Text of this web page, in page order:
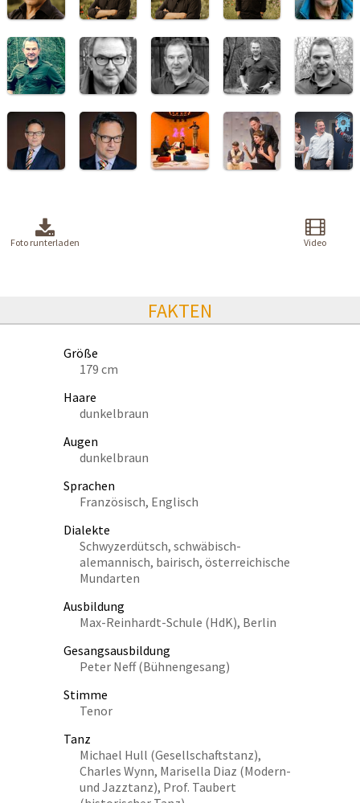
Foto runterladen Video
FAKTEN
Größe
179 cm
Haare
dunkelbraun
Augen
dunkelbraun
Sprachen
Französisch, Englisch
Dialekte
Schwyzerdütsch, schwäbisch-
alemannisch, bairisch, österreichische
Mundarten
Ausbildung
Max-Reinhardt-Schule (HdK), Berlin
Gesangsausbildung
Peter Neff (Bühnengesang)
Stimme
Tenor
Tanz
Michael Hull (Gesellschaftstanz),
Charles Wynn, Marisella Diaz (Modern-
und Jazztanz), Prof. Taubert